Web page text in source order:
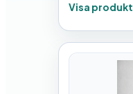
Visa produkt